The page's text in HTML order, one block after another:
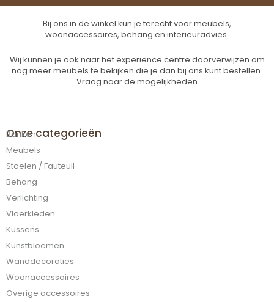
Bij ons in de winkel kun je terecht voor meubels,
woonaccessoires, behang en interieuradvies.
Wij kunnen je ook naar het experience centre doorverwijzen om
nog meer meubels te bekijken die je dan bij ons kunt bestellen.
Vraag naar de mogelijkheden
Onze categorieën
Banken
Meubels
Stoelen / Fauteuil
Behang
Verlichting
Vloerkleden
Kussens
Kunstbloemen
Wanddecoraties
Woonaccessoires
Overige accessoires